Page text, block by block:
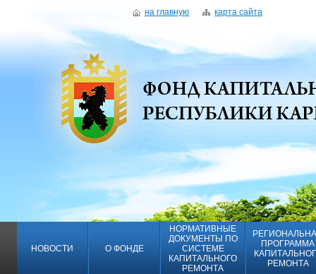
на главную карта сайта
НОВОСТИ О ФОНДЕ
НОРМАТИВНЫЕ
ДОКУМЕНТЫ ПО
СИСТЕМЕ
КАПИТАЛЬНОГО
РЕМОНТА
ПРОГРАММА
РЕМОНТА